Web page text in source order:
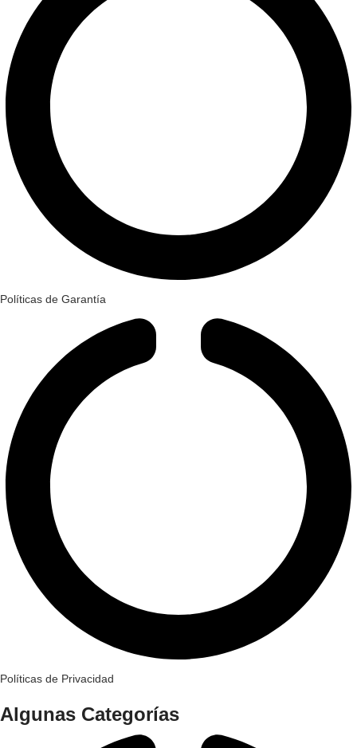
Políticas de Garantía
Políticas de Privacidad
Algunas Categorías